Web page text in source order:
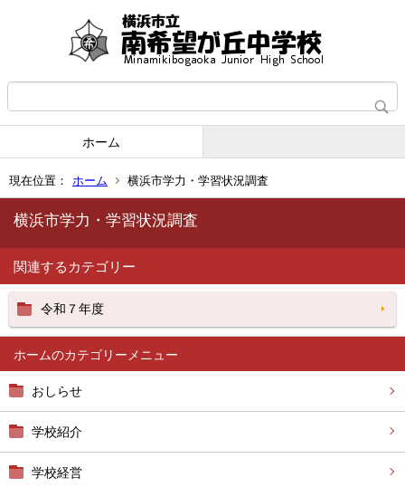
ホーム
現在位置： ホーム 横浜市学力・学習状況調査
ホーム
おしらせ
学校紹介
学校経営
横浜市学力・学習状況調査
関連するカテゴリー
令和７年度